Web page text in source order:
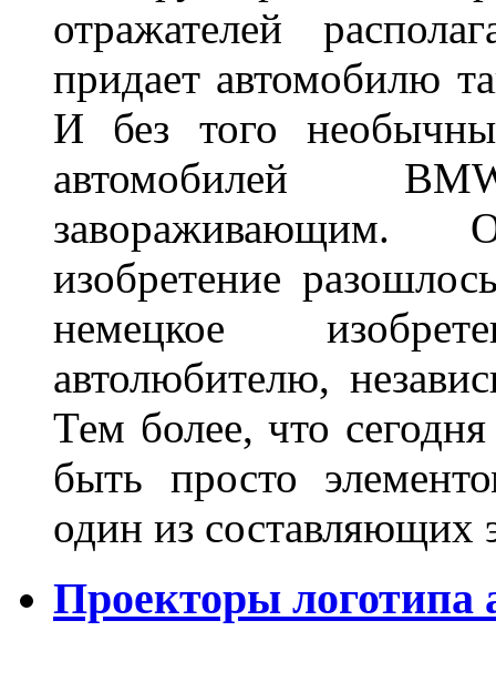
отражателей
придает автомобилю
И без того
автомобилей
завораживающим.
изобретение
немецкое
автолюбителю,
Тем более, что сегодня
быть просто
один из
Проекторы логотипа